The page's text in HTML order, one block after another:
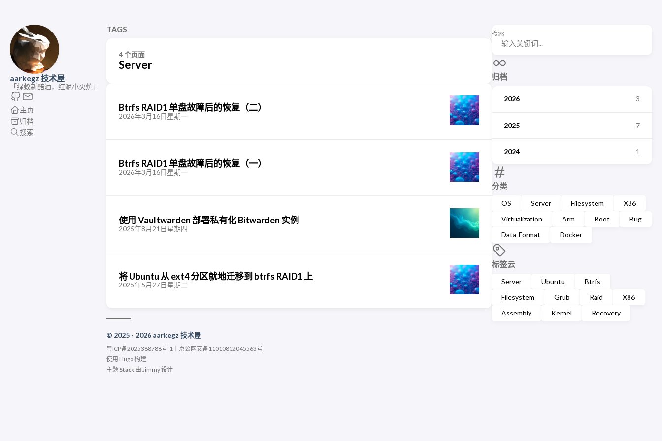
aarkegz 技术屋
「绿蚁新醅酒，红泥小火炉」
主页
归档
搜索
搜索
归档
2026 3
2025 7
2024 1
分类
OS Server Filesystem
X86
Virtualization
Arm Boot
Bug
Data-Format
Docker
标签云
Server Ubuntu
Btrfs
Filesystem
Grub Raid
X86
Assembly
Kernel Recovery
TAGS
4 个页面
Server
Btrfs RAID1 单盘故障后的恢复（二）
2026年3月16日星期一
Btrfs RAID1 单盘故障后的恢复（一）
2026年3月16日星期一
使用 Vaultwarden 部署私有化 Bitwarden 实例
2025年8月21日星期四
将 Ubuntu 从 ext4 分区就地迁移到 btrfs RAID1 上
2025年5月27日星期二
© 2025 - 2026 aarkegz 技术屋
粤ICP备2025388788号-1
京公网安备11010802045563号
使用 Hugo构建
主题 Stack由 Jimmy设计